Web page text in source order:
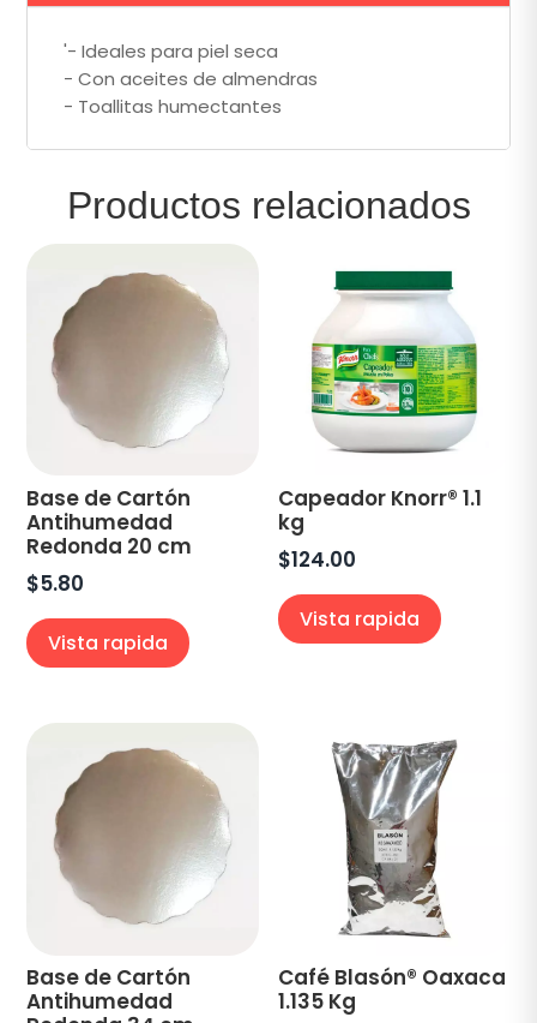
'- Ideales para piel seca
- Con aceites de almendras
- Toallitas humectantes
Productos relacionados
Base de Cartón
Antihumedad
Redonda 20 cm
$5.80
Vista rapida
Capeador Knorr® 1.1
kg
$124.00
Vista rapida
Base de Cartón
Antihumedad
Café Blasón® Oaxaca
1.135 Kg